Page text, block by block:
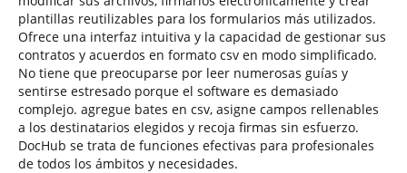
plantillas reutilizables para los formularios más utilizados.
Ofrece una interfaz intuitiva y la capacidad de gestionar sus
contratos y acuerdos en formato csv en modo simplificado.
No tiene que preocuparse por leer numerosas guías y
sentirse estresado porque el software es demasiado
complejo. agregue bates en csv, asigne campos rellenables
a los destinatarios elegidos y recoja firmas sin esfuerzo.
DocHub se trata de funciones efectivas para profesionales
de todos los ámbitos y necesidades.